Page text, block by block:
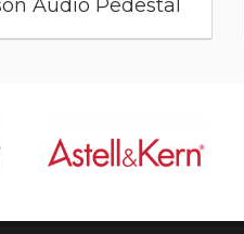
Audio Pedestal